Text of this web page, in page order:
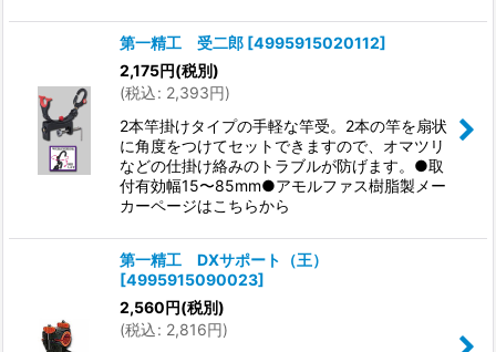
第一精工 受二郎 [4995915020112]
2,175円(税別)
(税込: 2,393円)
2本竿掛けタイプの手軽な竿受。2本の竿を扇状
に角度をつけてセットできますので、オマツリ
などの仕掛け絡みのトラブルが防げます。●取
付有効幅15〜85mm●アモルファス樹脂製メー
カーページはこちらから
第一精工 DXサポート（王）
[4995915090023]
2,560円(税別)
(税込: 2,816円)